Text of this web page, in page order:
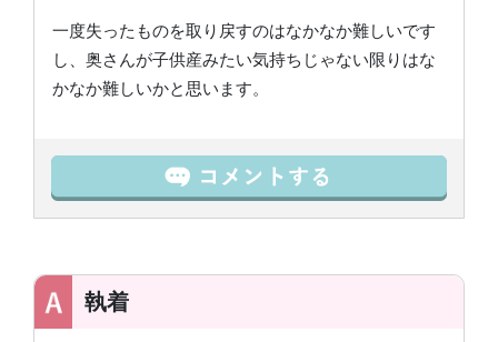
一度失ったものを取り戻すのはなかなか難しいです
し、奥さんが子供産みたい気持ちじゃない限りはな
かなか難しいかと思います。
執着